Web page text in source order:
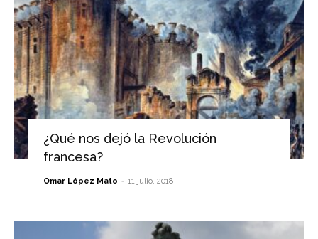
¿Qué nos dejó la Revolución
francesa?
Omar López Mato - 11 julio, 2018